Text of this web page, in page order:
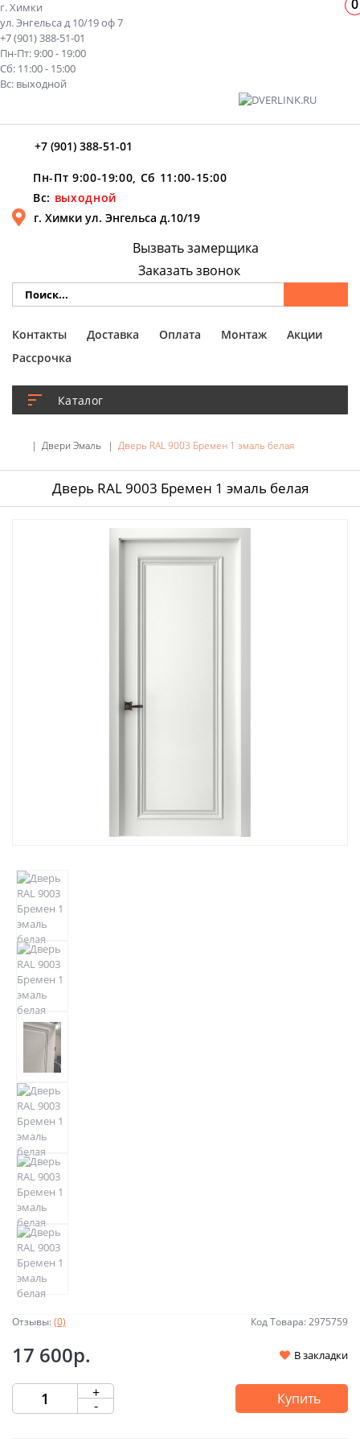
г. Химки
ул. Энгельса д 10/19 оф 7
+7 (901) 388-51-01
Пн-Пт: 9:00 - 19:00
Сб: 11:00 - 15:00
Вс: выходной
+7 (901) 388-51-01
Пн-Пт 9:00-19:00, Сб 11:00-15:00
Вс: выходной
г. Химки ул. Энгельса д.10/19
Каталог
Вызвать замерщика
Заказать звонок
Контакты Доставка Оплата Монтаж
Акции
Рассрочка
Двери Эмаль Дверь RAL 9003 Бремен 1 эмаль белая
Дверь RAL 9003 Бремен 1 эмаль белая
Отзывы:(0) Код Товара: 2975759
17 600р. В закладки
+
- Купить
0